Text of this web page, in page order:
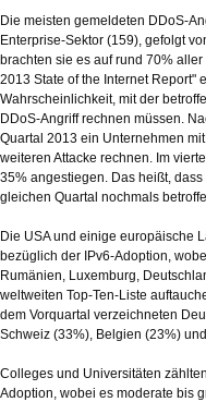
Die meisten gemeldeten DDoS-
Enterprise-Sektor (159), gefolgt
brachten sie es auf rund 70%
2013 State of the Internet Report"
Wahrscheinlichkeit, mit der
DDoS-Angriff rechnen müssen.
Quartal 2013 ein Unternehmen
weiteren Attacke rechnen. Im
35% angestiegen. Das heißt,
gleichen Quartal nochmals
Die USA und einige europäische
bezüglich der IPv6-Adoption,
Rumänien, Luxemburg,
weltweiten Top-Ten-Liste
dem Vorquartal verzeichneten
Schweiz (33%), Belgien (23%)
Colleges und Universitäten
Adoption, wobei es moderate bis